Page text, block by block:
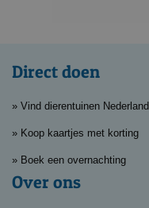
Direct doen
» Vind dierentuinen Nederland
» Koop kaartjes met korting
» Boek een overnachting
Over ons